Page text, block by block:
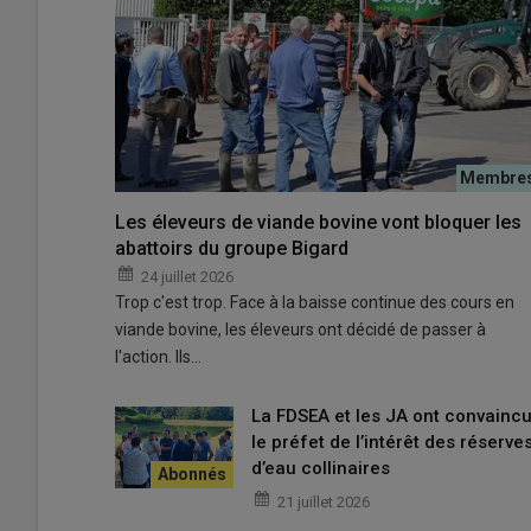
Le groupe Arvern’Energies mise aujourd’hui sur les
© Arnern'Energies
Si officiellement, lafilière photovoltaïquea échappé à
l’éolien, dans les faits, les baisses successives des
peau de chagrin ont éteint ses perspectives de
ce coup d’arrêt obère aussi les opportunités de
Cantalet enAuvergne
, où la dynamique a été
autoconsommation, individuelle et collective. Éclairage
, acteur majeur sur le Massif central, et membre de
Comment en est-on arrivé là ?
Paradoxe, il ne s’est jamais autant installé de
profonde, qu’en est-il aujourd’hui ?
Jérémy Mergnat :“Pendant plus de 20 ans, la filière
dopée en octobre 2021 par l’ouverture du
Les éleveurs de viande bovine vont bloquer les
abattoirs du groupe Bigard
24 juillet 2026
Trop c'est trop. Face à la baisse continue des cours en
viande bovine, les éleveurs ont décidé de passer à
l'action. Ils…
La FDSEA et les JA ont convaincu
le préfet de l’intérêt des
d’eau collinaires
21 juillet 2026